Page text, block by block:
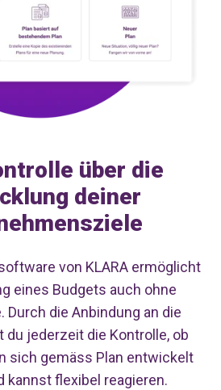
über die
deiner
von KLARA ermöglicht
eines Budgets auch ohne
Durch die Anbindung an die
du jederzeit die Kontrolle, ob
sich gemäss Plan entwickelt
kannst flexibel reagieren.